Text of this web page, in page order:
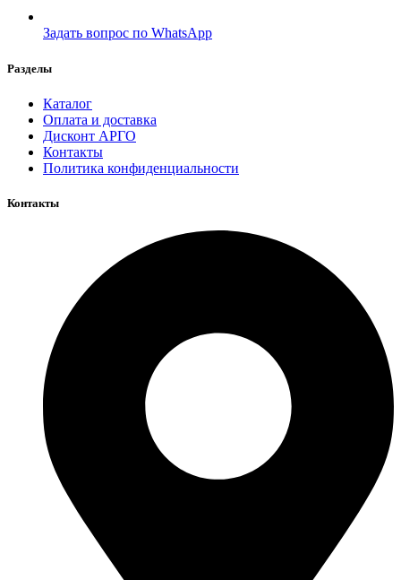
Задать вопрос по WhatsApp
Разделы
Каталог
Оплата и доставка
Дисконт АРГО
Контакты
Политика конфиденциальности
Контакты